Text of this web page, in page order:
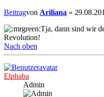
Beitragvon Ariliana »
Tja, dann sind wir
Revolution!
Nach oben
Elphaba
Admin